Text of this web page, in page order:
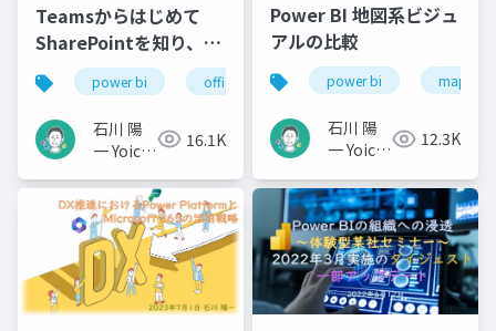
Teamsからはじめて
SharePointを知り、少
しPower BI、もう少し
Power Platform
power bi office 365 microsoft 365
石川 陽
一 Yoichi
16.1K
Power BI 地図系ビジュ
アルの比較
power bi map
石川 陽
一 Yoichi
12.3K